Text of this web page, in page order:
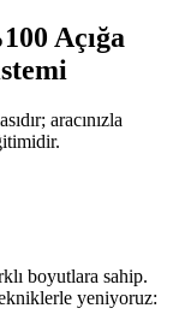
Açığa
aracınızla
boyutlara sahip.
yeniyoruz: